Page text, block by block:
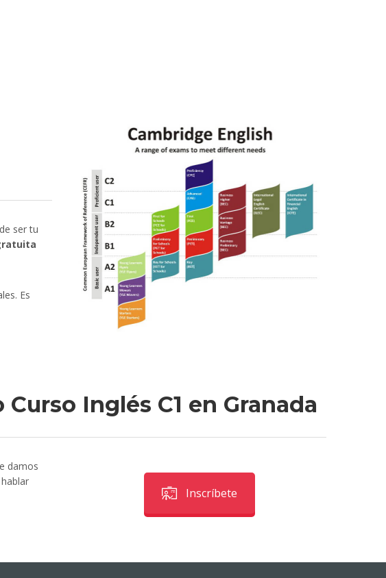
ser tu
Es
Inglés C1 en Granada
damos
Inscríbete